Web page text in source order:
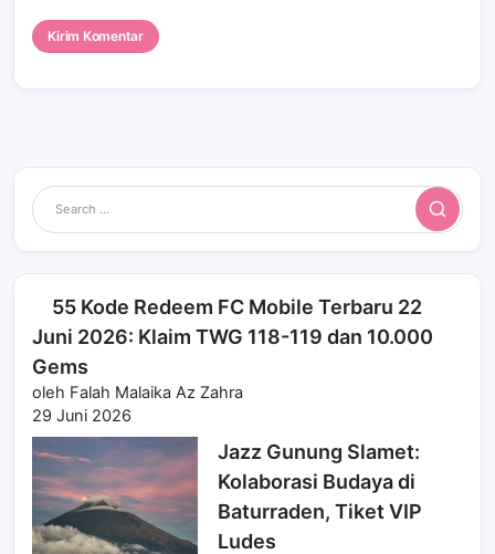
Search
55 Kode Redeem FC Mobile Terbaru 22
Juni 2026: Klaim TWG 118-119 dan 10.000
Gems
oleh Falah Malaika Az Zahra
29 Juni 2026
Jazz Gunung Slamet:
Kolaborasi Budaya di
Baturraden, Tiket VIP
Ludes